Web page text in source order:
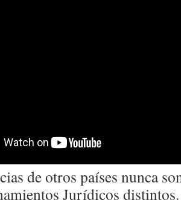
de otros países nunca
Jurídicos